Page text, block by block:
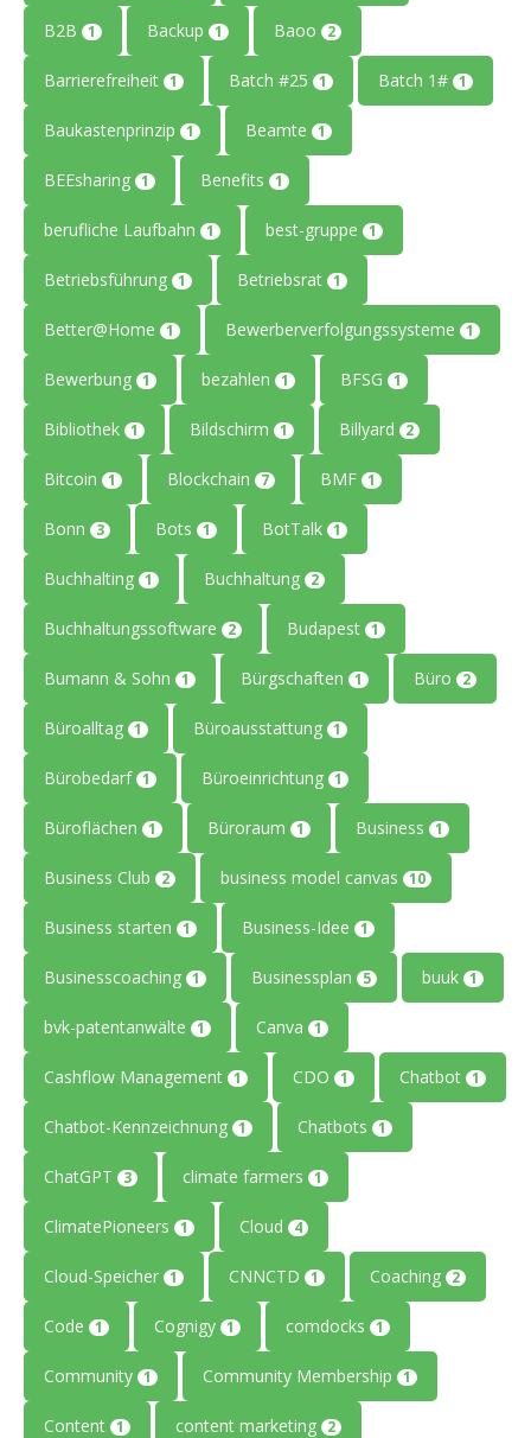
B2B 1 Backup 1 Baoo 2
Barrierefreiheit 1 Batch #25 1 Batch 1# 1
Baukastenprinzip 1 Beamte 1
BEEsharing 1 Benefits 1
berufliche Laufbahn 1 best-gruppe 1
Betriebsführung 1 Betriebsrat 1
Better@Home 1 Bewerberverfolgungssysteme 1
Bewerbung 1 bezahlen 1 BFSG 1
Bibliothek 1 Bildschirm 1 Billyard 2
Bitcoin 1 Blockchain 7 BMF 1
Bonn 3 Bots 1 BotTalk 1
Buchhalting 1 Buchhaltung 2
Buchhaltungssoftware 2 Budapest 1
Bumann & Sohn 1 Bürgschaften 1 Büro 2
Büroalltag 1 Büroausstattung 1
Bürobedarf 1 Büroeinrichtung 1
Büroflächen 1 Büroraum 1 Business 1
Business Club 2 business model canvas 10
Business starten 1 Business-Idee 1
Businesscoaching 1 Businessplan 5 buuk 1
bvk-patentanwälte 1 Canva 1
Cashflow Management 1 CDO 1 Chatbot 1
Chatbot-Kennzeichnung 1 Chatbots 1
ChatGPT 3 climate farmers 1
ClimatePioneers 1 Cloud 4
Cloud-Speicher 1 CNNCTD 1 Coaching 2
Code 1 Cognigy 1 comdocks 1
Community 1 Community Membership 1
Content 1 content marketing 2